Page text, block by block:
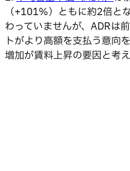
（+101%）ともに約2倍と
わっていませんが、ADRは
トがより高額を支払う意向
増加が賃料上昇の要因と考え